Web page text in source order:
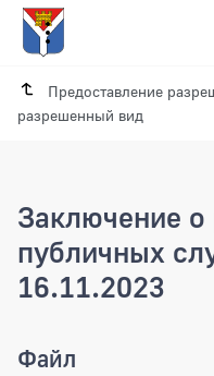
Предоставление
разрешенный вид
Заключение о
публичных
16.11.2023
Заключение о
Файл